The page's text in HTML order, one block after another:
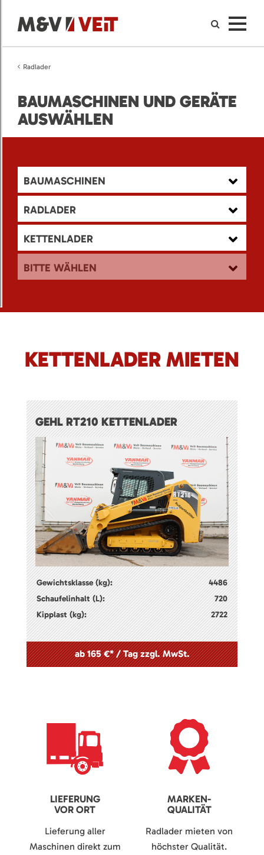
Radlader
BAUMASCHINEN UND GERÄTE
AUSWÄHLEN
BAUMASCHINEN
RADLADER
KETTENLADER
BITTE WÄHLEN
KETTENLADER MIETEN
GEHL RT210 KETTENLADER
Gewichtsklasse (kg):
4486
Schaufelinhalt (L):
720
Kipplast (kg):
2722
ab 165 €* / Tag zzgl. MwSt.
LIEFERUNG
VOR ORT
Lieferung aller
Maschinen direkt zum
MARKEN-
QUALITÄT
Radlader mieten von
höchster Qualität.